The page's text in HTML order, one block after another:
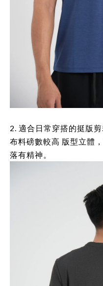
2. 適合日常穿搭的挺版
布料磅數較高 版型立體
落有精神。